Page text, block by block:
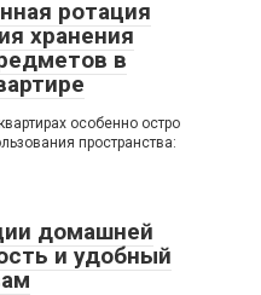
ротация
хранения
в
особенно остро
пространства:
домашней
и удобный